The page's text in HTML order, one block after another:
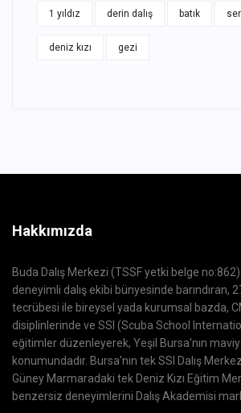
1 yıldız derin dalış batık
deniz kızı gezi
Hakkımızda
Buda Dalış Merkezi (TSSF yetki belge
deneyimli dalış ekibi bünyesinde barındıran,
tecrübesi ile bireysel yada kurumsal bazda,
disiplinlerinde ve SSI (Scuba School
eğitimler düzenleyerek, Yeşil Bursa'nın maviye
konumundadır. Bursa'nın tek SSI Dalış
Güney Marmaradaki tek Deniz Kızı Eğitim
benzersiz deneyimlerini Dalış Akademisi